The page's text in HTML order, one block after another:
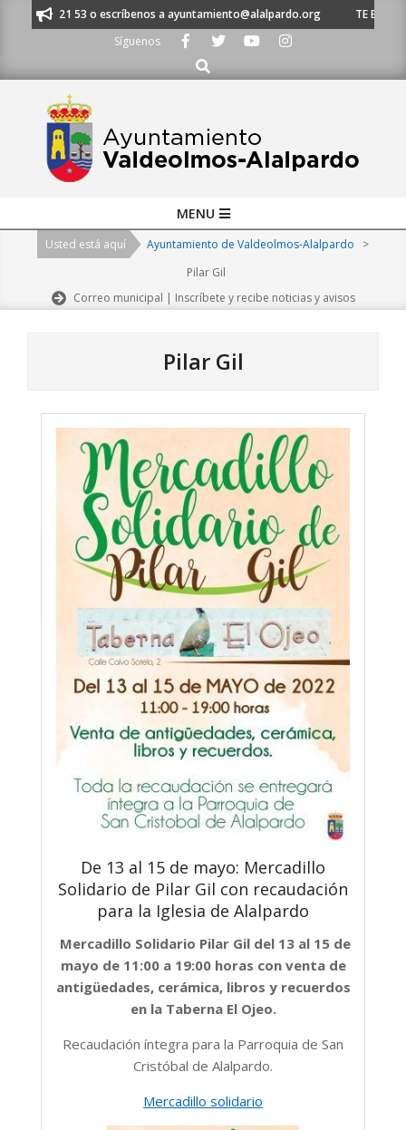
620 21 53 o escríbenos a ayuntamiento@alalpardo.org
TE
Síguenos
Buscar
Navigation
MENU
Usted está aquí Ayuntamiento de Valdeolmos-Alalpardo
>
Pilar Gil
Correo municipal | Inscríbete y recibe noticias y avisos
Pilar Gil
De 13 al 15 de mayo: Mercadillo
Solidario de Pilar Gil con recaudación
para la Iglesia de Alalpardo
Mercadillo Solidario Pilar Gil del 13 al 15 de
mayo de 11:00 a 19:00 horas con venta de
antigüedades, cerámica, libros y recuerdos
en la Taberna El Ojeo.
Recaudación íntegra para la Parroquia de San
Cristóbal de Alalpardo.
Mercadillo solidario